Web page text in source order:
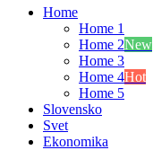
Home
Home 1
Home 2New
Home 3
Home 4Hot
Home 5
Slovensko
Svet
Ekonomika